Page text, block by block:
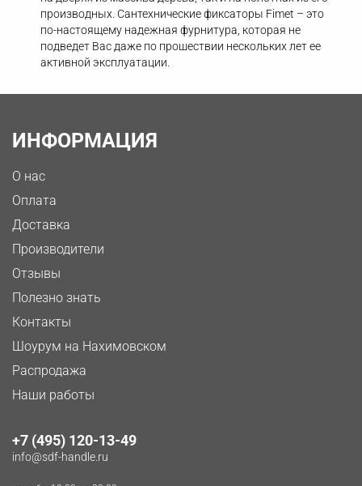
производных. Сантехнические фиксаторы Fimet – это
по-настоящему надежная фурнитура, которая не
подведет Вас даже по прошествии нескольких лет ее
активной эксплуатации.
ИНФОРМАЦИЯ
О нас
Оплата
Доставка
Производители
Отзывы
Полезно знать
Контакты
Шоурум на Нахимовском
Распродажа
Наши работы
+7 (495) 120-13-49
info@sdf-handle.ru